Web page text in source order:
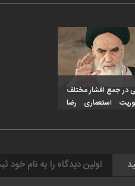
در جمع اقشار مختلف
استعماری رضا
اولین دیدگاه را به نام خود